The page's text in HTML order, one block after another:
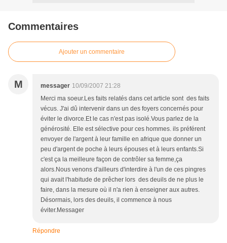
Commentaires
Ajouter un commentaire
M messager 10/09/2007 21:28
Merci ma soeur.Les faits relatés dans cet article sont des faits
vécus. J'ai dû intervenir dans un des foyers concernés pour
éviter le divorce.Et le cas n'est pas isolé.Vous parlez de la
générosité. Elle est sélective pour ces hommes. ils préférent
envoyer de l'argent à leur famille en afrique que donner un
peu d'argent de poche à leurs épouses et à leurs enfants.Si
c'est ça la meilleure façon de contrôler sa femme,ça
alors.Nous venons d'ailleurs d'interdire à l'un de ces pingres
qui avait l'habitude de prêcher lors des deuils de ne plus le
faire, dans la mesure où il n'a rien à enseigner aux autres.
Désormais, lors des deuils, il commence à nous
éviter.Messager
Répondre